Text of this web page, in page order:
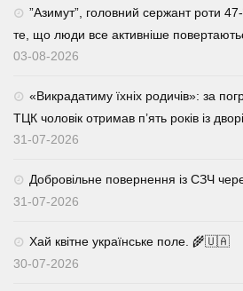
⁨”Азимут”, головний сержант роти
те, що люди все активніше
03-08-2026
«Викрадатиму їхніх родичів»: за
ТЦК чоловік отримав п’ять років із
31-07-2026
Добровільне повернення із СЗЧ
31-07-2026
Хай квітне українське поле. 🌾🇺🇦
30-07-2026